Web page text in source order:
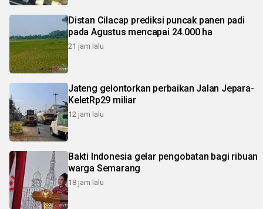
Distan Cilacap prediksi puncak panen padi
pada Agustus mencapai 24.000 ha
21 jam lalu
Jateng gelontorkan perbaikan Jalan Jepara-
KeletRp29 miliar
12 jam lalu
Bakti Indonesia gelar pengobatan bagi ribuan
warga Semarang
18 jam lalu